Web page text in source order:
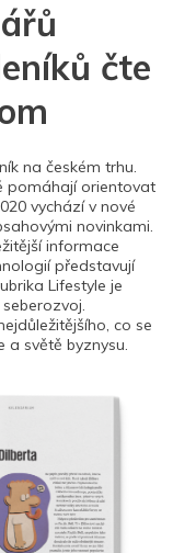
čte
na českém trhu.
pomáhají orientovat
vychází v nové
novinkami.
informace
představují
Lifestyle je
co se
a světě byznysu.